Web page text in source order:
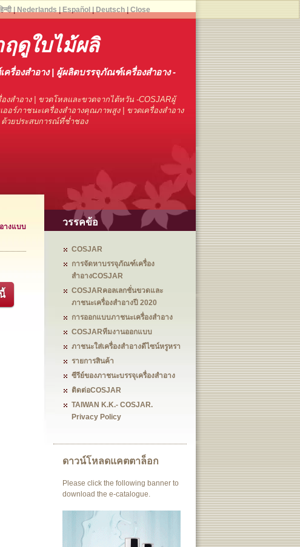
ดูใบไม้ผลิ
รื่องสำอาง | ผู้ผลิตบรรจุภัณฑ์เครื่องสำอาง -
งสำอาง | ขวดโหลและขวดจากไต้หวัน -COSJARผู้
อร์ภาชนะเครื่องสำอางคุณภาพสูง | ขวดเครื่องสำอาง
ด้วยประสบการณ์ที่ช่ำชอง
างแบบ
วรรคข้อ
COSJAR
การจัดหาบรรจุภัณฑ์เครื่อง
สำอางCOSJAR
COSJARคอลเลกชั่นขวดและ
ภาชนะเครื่องสำอางปี 2020
การออกแบบภาชนะเครื่องสำอาง
COSJARทีมงานออกแบบ
ภาชนะใส่เครื่องสำอางดีไซน์หรูหรา
รายการสินค้า
ซีรีย์ของภาชนะบรรจุเครื่องสำอาง
ติดต่อCOSJAR
TAIWAN K.K.- COSJAR.
Privacy Policy
ดาวน์โหลดแคตตาล็อก
Please click the following banner to
download the e-catalogue.
| Nederlands Español Deutsch| Close